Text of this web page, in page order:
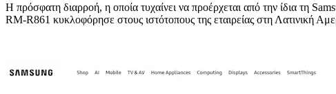
Η πρόσφατη διαρροή, η οποία τυχαίνει να προέρχεται από την ίδια τη
RM-R861 κυκλοφόρησε στους ιστότοπους της εταιρείας στη Λατινική